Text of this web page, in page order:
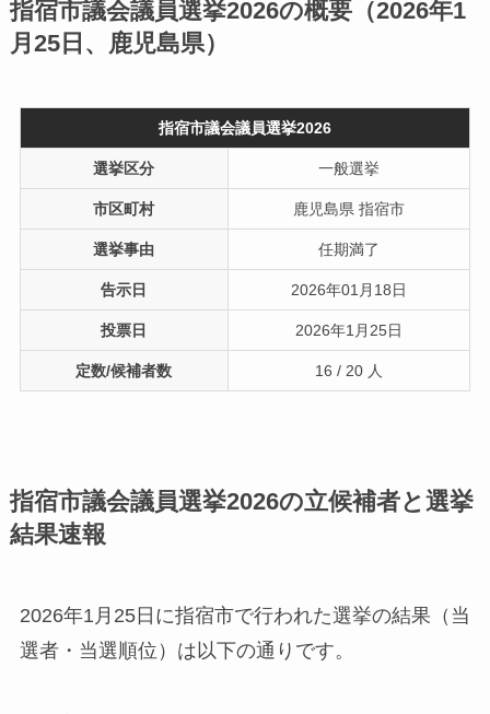
指宿市議会議員選挙2026の概要（2026年1
月25日、鹿児島県）
指宿市議会議員選挙2026
選挙区分 一般選挙
市区町村 鹿児島県 指宿市
選挙事由 任期満了
告示日 2026年01月18日
投票日 2026年1月25日
定数/候補者数 16 / 20 人
指宿市議会議員選挙2026の立候補者と選挙
結果速報
2026年1月25日に指宿市で行われた選挙の結果（当
選者・当選順位）は以下の通りです。